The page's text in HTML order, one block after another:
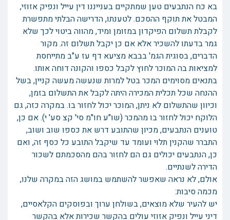
בא כח הנתבעים טען שמתקיים בענייננו דין עייל ונפיק אזוזי,
המבטל את תוקף ההסכם. לטענתו, הדרישה הבלתי מתפשרת
לקבלת תשלום הפיקדון במזומן ומיד, מהווה ביטוי לכך שלא
גמר בדעתו להשכיר אלא אם כן יקבל תשלום זה. מקור
הדברים, בסוגית הגמ' בבבא מציעא דף עז ע"ב מתייחסת
למציאות בה המוכר לחוץ לקבל כספו והקונה דוחה אותו.
בתנאים מסוימים המכר בטל למרות שנעשה מעשה קניין, בשל
ההנחה שכל תכלית המכירה היתה לקבל את התשלום בזמן,
וכיוון שהתשלום לא ניתן, המוכר יכול לחזור בו. במקרה כזה, גם
הלוקח יכול לחזור בו מהמכר (שו"ע חו"מ סי' קצ סע' י). אם כן,
טוענים הנתבעים, מכיון שהתובע דרש את כספו שוב ושוב,
התברר שהקנין תלוי ועומד עד שיקבל התובע כל כסף זה, ואם
כן, הנתבעים יכולים גם הם לחזור בהם מהסכמתם לשכור
הדירה לשנתיים.
אולם, לא נראה שאפשר להשתמש במושג הזה במקרה שלנו,
מכמה סיבות:
יש להעיר שלא מוצאים, בשולחן ערוך ובפוסקים הקלאסיים,
דיני עייל ונפיק אזוזי עולים בהקשר שכירות אלא בהקשר